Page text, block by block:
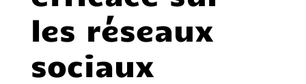
les réseaux
sociaux